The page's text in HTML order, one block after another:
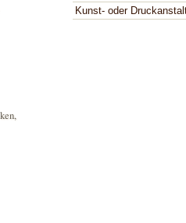
Kunst- oder